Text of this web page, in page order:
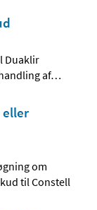
Duaklir
af…
eller
om
til Constell